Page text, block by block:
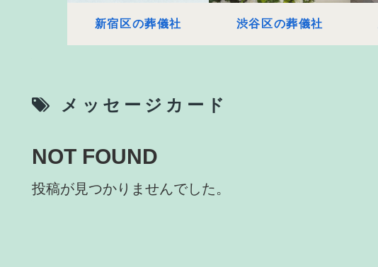
新宿区の葬儀社 渋谷区の葬儀社
メッセージカード
NOT FOUND
投稿が見つかりませんでした。